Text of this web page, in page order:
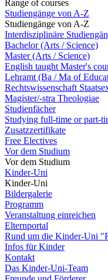
Range of courses
Studiengänge von A-Z
Studiengänge von A-Z
Interdisziplinäre
Bachelor (Arts / Science)
Master (Arts / Science)
English taught Master's
Lehramt (Ba / Ma of
Rechtswissenschaft
Magister/-stra Theologiae
Studienfächer
Studying full-time or part-
Zusatzzertifikate
Free Electives
Vor dem Studium
Vor dem Studium
Kinder-Uni
Kinder-Uni
Bildergalerie
Programm
Veranstaltung einreichen
Elternportal
Rund um die Kinder-Uni
Infos für Kinder
Kontakt
Das Kinder-Uni-Team